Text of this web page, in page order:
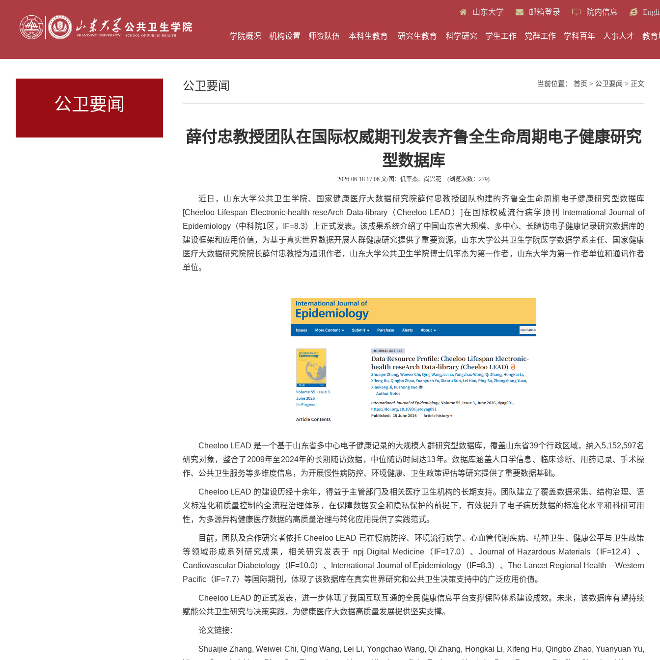
山东大学 邮箱登录 院内信息
学院概况 机构设置 师资队伍 本科生教育 研究生教育 科学研究 学生工作 党群工作 学科百年 人事人才 教育
公卫要闻
公卫要闻 当前位置： 首页 > 公卫要闻 > 正文
薛付忠教授团队在国际权威期刊发表齐鲁全生命周期电子健康研究
型数据库
2026-06-18 17:06 文/图：仉率杰、尚兴花 (浏览次数： 279)
近日，山东大学公共卫生学院、国家健康医疗大数据研究院薛付忠教授团队构建的齐鲁全生命周期电子健康研究型数据库
[Cheeloo Lifespan Electronic-health reseArch Data-library（Cheeloo LEAD）]在国际权威流行病学顶刊 International Journal of
Epidemiology（中科院1区，IF=8.3）上正式发表。该成果系统介绍了中国山东省大规模、多中心、长随访电子健康记录研究数据库的
建设框架和应用价值，为基于真实世界数据开展人群健康研究提供了重要资源。山东大学公共卫生学院医学数据学系主任、国家健康
医疗大数据研究院院长薛付忠教授为通讯作者，山东大学公共卫生学院博士仉率杰为第一作者，山东大学为第一作者单位和通讯作者
单位。
Cheeloo LEAD 是一个基于山东省多中心电子健康记录的大规模人群研究型数据库，覆盖山东省39个行政区域，纳入5,152,597名
研究对象，整合了2009年至2024年的长期随访数据，中位随访时间达13年。数据库涵盖人口学信息、临床诊断、用药记录、手术操
作、公共卫生服务等多维度信息，为开展慢性病防控、环境健康、卫生政策评估等研究提供了重要数据基础。
Cheeloo LEAD 的建设历经十余年，得益于主管部门及相关医疗卫生机构的长期支持。团队建立了覆盖数据采集、结构治理、语
义标准化和质量控制的全流程治理体系，在保障数据安全和隐私保护的前提下，有效提升了电子病历数据的标准化水平和科研可用
性，为多源异构健康医疗数据的高质量治理与转化应用提供了实践范式。
目前，团队及合作研究者依托 Cheeloo LEAD 已在慢病防控、环境流行病学、心血管代谢疾病、精神卫生、健康公平与卫生政策
等领域形成系列研究成果，相关研究发表于 npj Digital Medicine（IF=17.0）、Journal of Hazardous Materials（IF=12.4）、
Cardiovascular Diabetology（IF=10.0）、International Journal of Epidemiology（IF=8.3）、The Lancet Regional Health – Western
Pacific（IF=7.7）等国际期刊，体现了该数据库在真实世界研究和公共卫生决策支持中的广泛应用价值。
Cheeloo LEAD 的正式发表，进一步体现了我国互联互通的全民健康信息平台支撑保障体系建设成效。未来，该数据库有望持续
赋能公共卫生研究与决策实践，为健康医疗大数据高质量发展提供坚实支撑。
论文链接：
Shuaijie Zhang, Weiwei Chi, Qing Wang, Lei Li, Yongchao Wang, Qi Zhang, Hongkai Li, Xifeng Hu, Qingbo Zhao, Yuanyuan Yu,